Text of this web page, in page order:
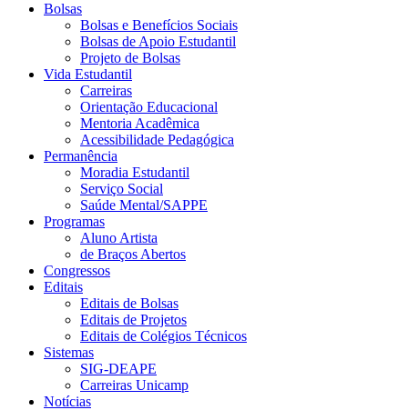
Bolsas
Bolsas e Benefícios Sociais
Bolsas de Apoio Estudantil
Projeto de Bolsas
Vida Estudantil
Carreiras
Orientação Educacional
Mentoria Acadêmica
Acessibilidade Pedagógica
Permanência
Moradia Estudantil
Serviço Social
Saúde Mental/SAPPE
Programas
Aluno Artista
de Braços Abertos
Congressos
Editais
Editais de Bolsas
Editais de Projetos
Editais de Colégios Técnicos
Sistemas
SIG-DEAPE
Carreiras Unicamp
Notícias